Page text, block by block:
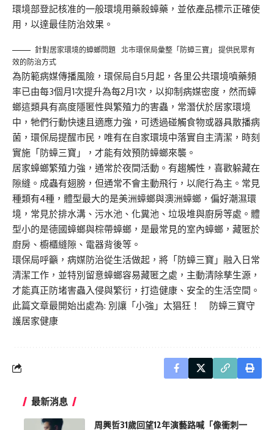
環境部登記核准的一般環境用藥殺蟑藥，並依產品標示正確使
用，以達最佳防治效果。
針對居家環境的蟑螂問題 北市環保局彙整「防蟑三寶」 提供民眾有
效的防治方式
為防範病媒傳播風險，環保局自5月起，各里公共環境噴藥頻
率已由每3個月1次提升為每2月1次，以抑制病媒密度，然而蟑
螂這類具有高度隱匿性與繁殖力的害蟲，常潛伏於居家環境
中，牠們行動快速且適應力強，可透過碰觸食物或器具散播病
菌，環保局提醒市民，唯有在自家環境中落實自主清潔，時刻
實施「防蟑三寶」，才能有效預防蟑螂來襲。
居家蟑螂繁殖力強，通常於夜間活動。有趨觸性，喜歡躲藏在
隙縫。成蟲有翅膀，但通常不會主動飛行，以爬行為主。常見
種類有4種，體型最大的是美洲蟑螂與澳洲蟑螂，偏好潮濕環
境，常見於排水溝、污水池、化糞池、垃圾堆與廚房等處。體
型小的是德國蟑螂與棕帶蟑螂，是最常見的室內蟑螂，藏匿於
廚房、櫥櫃縫隙、電器背後等。
環保局呼籲，病媒防治從生活做起，將「防蟑三寶」融入日常
清潔工作，並特別留意蟑螂容易藏匿之處，主動清除孳生源，
才能真正防堵害蟲入侵與繁衍，打造健康、安全的生活空間。
此篇文章最開始出處為: 別讓「小強」太猖狂！ 防蟑三寶守
護居家健康
最新消息
周興哲31歲回望12年演藝路喊「像衝刺一